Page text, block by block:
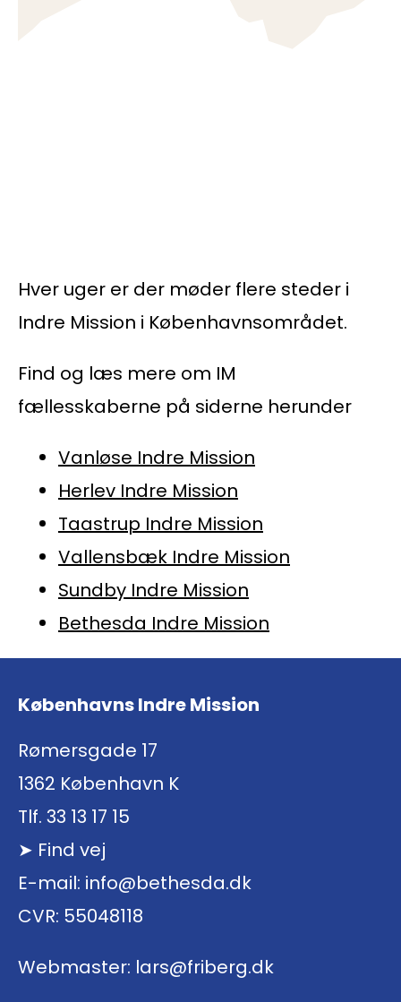
Hver uger er der møder flere steder i
Indre Mission i Københavnsområdet.
Find og læs mere om IM
fællesskaberne på siderne herunder
Vanløse Indre Mission
Herlev Indre Mission
Taastrup Indre Mission
Vallensbæk Indre Mission
Sundby Indre Mission
Bethesda Indre Mission
Københavns Indre Mission
Rømersgade 17
1362 København K
Tlf. 33 13 17 15
Find vej
E-mail: info@bethesda.dk
CVR: 55048118
Webmaster: lars@friberg.dk